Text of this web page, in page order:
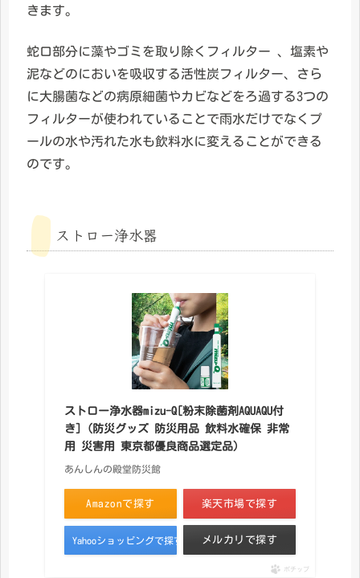
きます。
蛇口部分に藻やゴミを取り除くフィルター 、塩素や
泥などのにおいを吸収する活性炭フィルター、さら
に大腸菌などの病原細菌やカビなどをろ過する3つの
フィルターが使われていることで雨水だけでなくプ
ールの水や汚れた水も飲料水に変えることができる
のです。
ストロー浄水器
ストロー浄水器mizu-Q[粉末除菌剤AQUAQU付
き]（防災グッズ 防災用品 飲料水確保 非常
用 災害用 東京都優良商品選定品）
あんしんの殿堂防災館
Amazonで探す 楽天市場で探す
Yahooショッピングで探す メルカリで探す
ポチップ